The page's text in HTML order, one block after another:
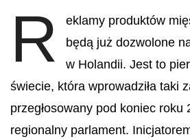
R
eklamy produktów
będą już dozwolone
w Holandii. Jest to
świecie, która wprowadziła taki
przegłosowany pod koniec roku
regionalny parlament.